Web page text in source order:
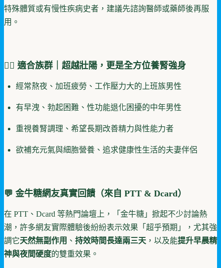
特殊體質或有慢性疾病史者，建議先諮詢醫師或藥師後再服
用。
👨‍⚕️ 適合族群｜超越壯陽，更是全方位養腎強身
經常熬夜、加班疲勞、工作壓力大的上班族男性
有早洩、勃起困難、性功能退化困擾的中年男性
重視養腎調理、希望長期改善精力與性能力者
欲補充元氣與細胞營養、追求健康性生活的夫妻伴侶
💬 金牛糖網友真實回饋（來自 PTT & Dcard）
在 PTT、Dcard 等熱門論壇上，「金牛糖」掀起不少討論熱
潮，許多網友實際體驗後紛紛表示效果「超乎預期」，尤其強
調它天然無副作用 、 持效時間長達兩三天 ，以及能提升早晨精
神與夜間硬度的雙重效果。